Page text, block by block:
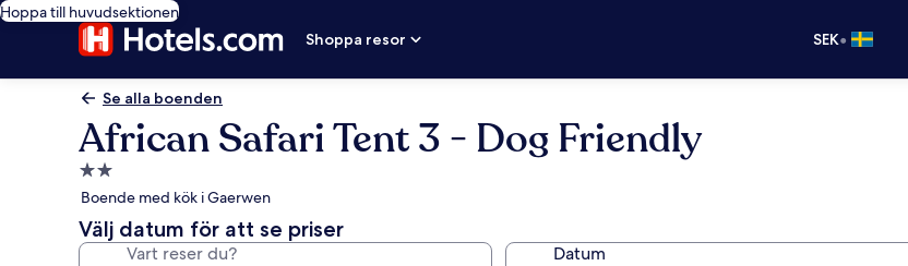
Hoppa till huvudsektionen
Shoppa resor
SEK•
Se alla boenden
African Safari Tent 3 - Dog Friendly
2.0-
stjärnigt
boende
Boende med kök i Gaerwen
Välj datum för att se priser
Vart reser du? Datum